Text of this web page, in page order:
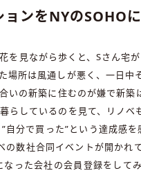
ンをNYのSOHO
見ながら歩くと、Sさん宅
所は風通しが悪く、一日
の新築に住むのが嫌で新築
しているのを見て、リノ
分で買った”という達成感
数社合同イベントが開か
った会社の会員登録をして